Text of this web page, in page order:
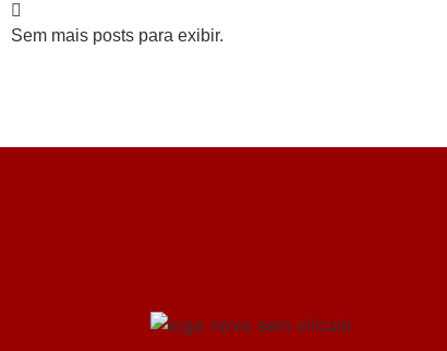
Sem mais posts para exibir.